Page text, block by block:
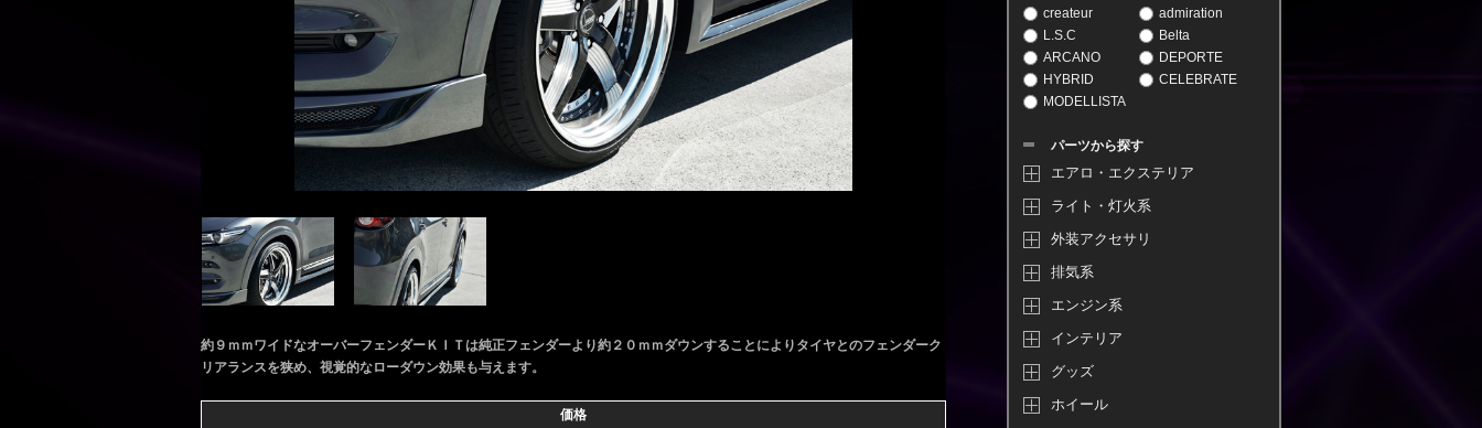
約９ｍｍワイドなオーバーフェンダーＫＩＴは純正フェンダーより約２０ｍｍダウンすることによりタイヤとのフェンダーク
リアランスを狭め、視覚的なローダウン効果も与えます。
価格
createur
admiration
L.S.C
Belta
ARCANO
DEPORTE
HYBRID
CELEBRATE
MODELLISTA
パーツから探す
エアロ・エクステリア
ライト・灯火系
外装アクセサリ
排気系
エンジン系
インテリア
グッズ
ホイール